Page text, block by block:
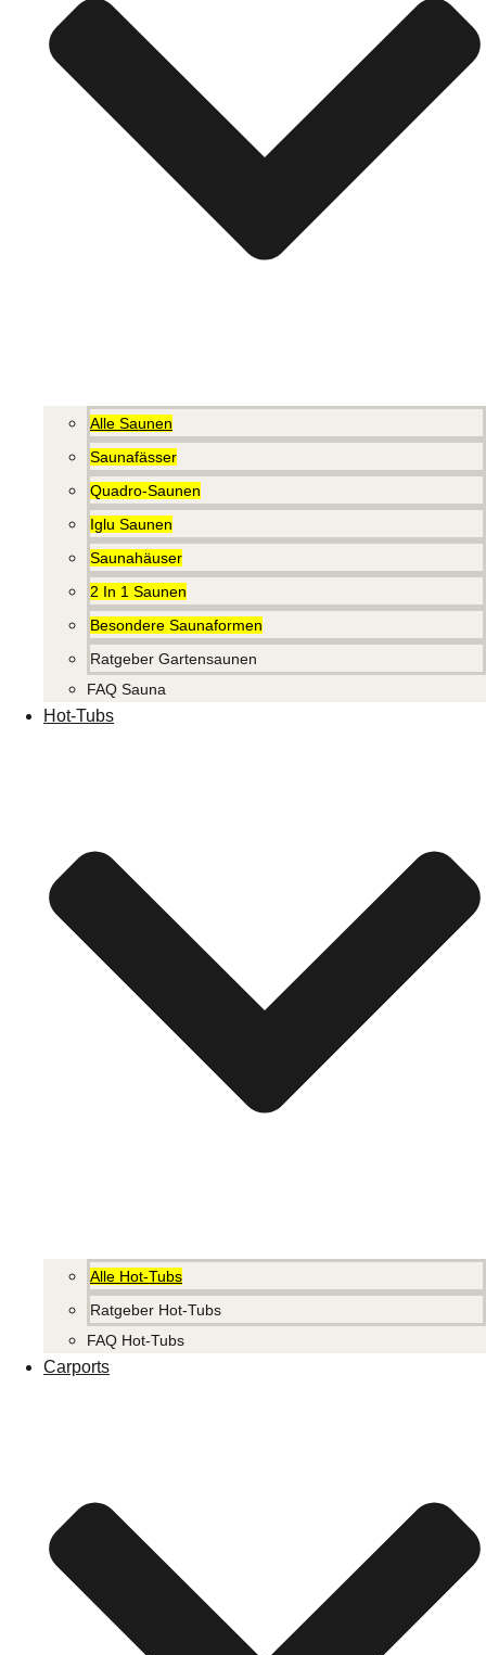
Alle Saunen
Saunafässer
Quadro-Saunen
Iglu Saunen
Saunahäuser
2 In 1 Saunen
Besondere Saunaformen
Ratgeber Gartensaunen
FAQ Sauna
Hot-Tubs
Alle Hot-Tubs
Ratgeber Hot-Tubs
FAQ Hot-Tubs
Carports